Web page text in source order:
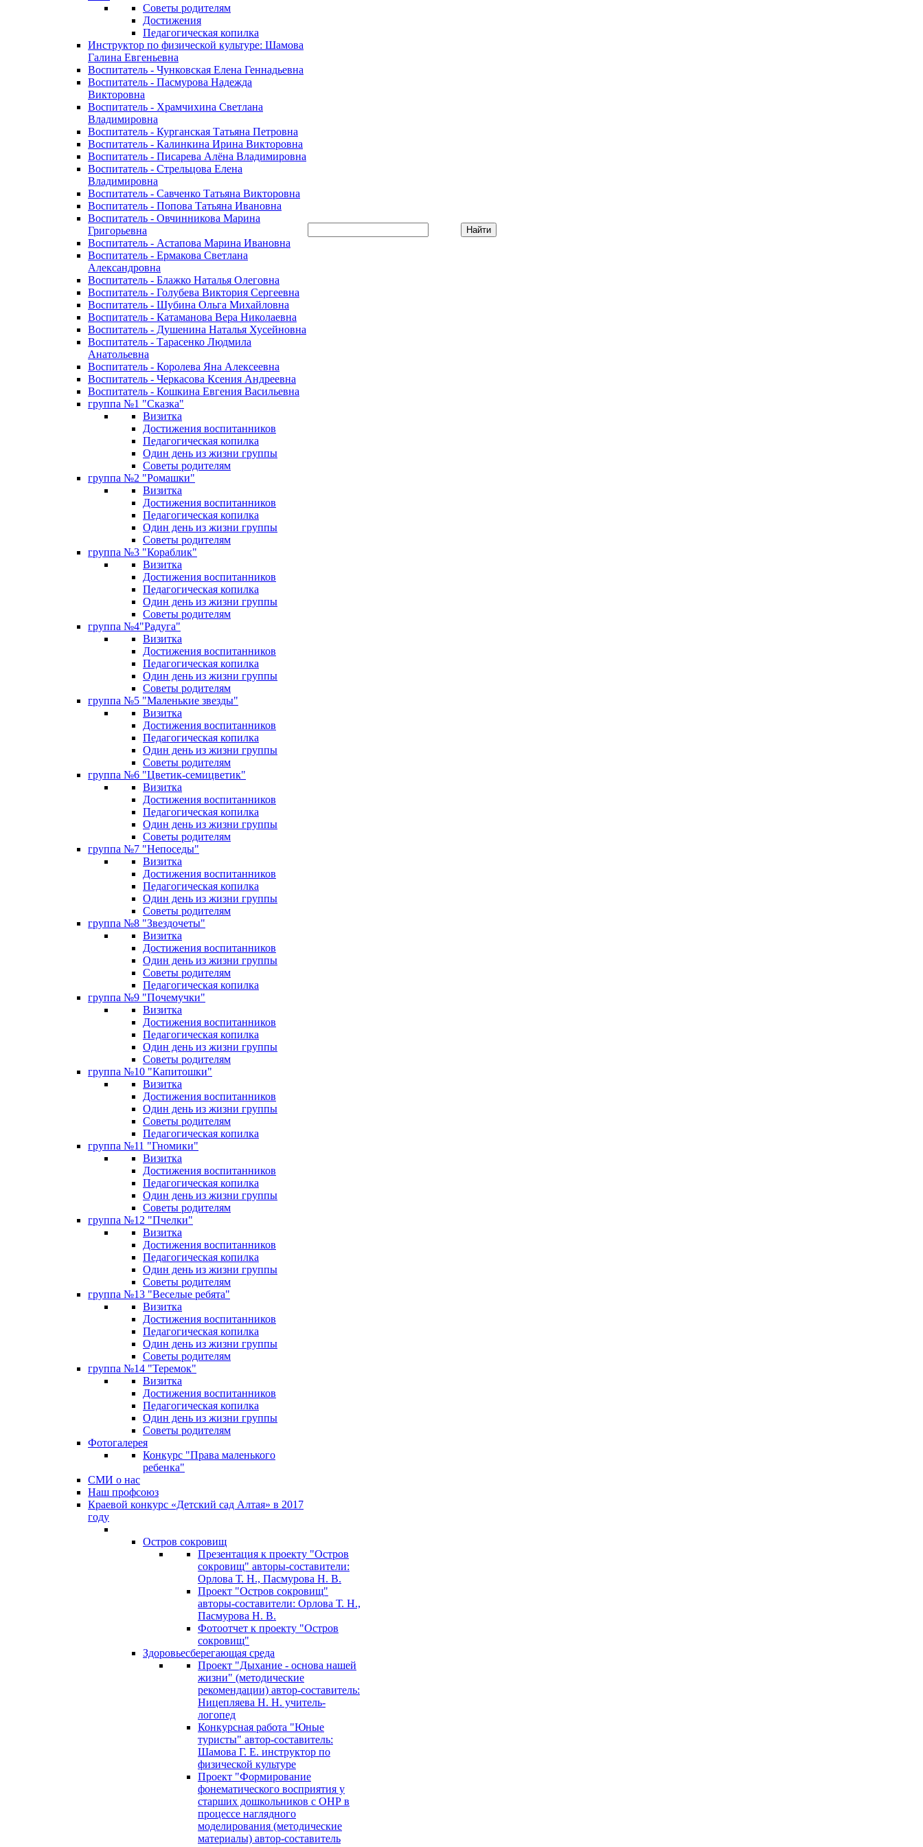
Советы родителям
Достижения
Педагогическая копилка
Инструктор по физической культуре: Шамова
Галина Евгеньевна
Воспитатель - Чунковская Елена Геннадьевна
Воспитатель - Пасмурова Надежда
Викторовна
Воспитатель - Храмчихина Светлана
Владимировна
Воспитатель - Курганская Татьяна Петровна
Воспитатель - Калинкина Ирина Викторовна
Воспитатель - Писарева Алёна Владимировна
Воспитатель - Стрельцова Елена
Владимировна
Воспитатель - Савченко Татьяна Викторовна
Воспитатель - Попова Татьяна Ивановна
Воспитатель - Овчинникова Марина
Григорьевна
Воспитатель - Астапова Марина Ивановна
Воспитатель - Ермакова Светлана
Александровна
Воспитатель - Блажко Наталья Олеговна
Воспитатель - Голубева Виктория Сергеевна
Воспитатель - Шубина Ольга Михайловна
Воспитатель - Катаманова Вера Николаевна
Воспитатель - Душенина Наталья Хусейновна
Воспитатель - Тарасенко Людмила
Анатольевна
Воспитатель - Королева Яна Алексеевна
Воспитатель - Черкасова Ксения Андреевна
Воспитатель - Кошкина Евгения Васильевна
группа №1 "Сказка"
Визитка
Достижения воспитанников
Педагогическая копилка
Один день из жизни группы
Советы родителям
группа №2 "Ромашки"
Визитка
Достижения воспитанников
Педагогическая копилка
Один день из жизни группы
Советы родителям
группа №3 "Кораблик"
Визитка
Достижения воспитанников
Педагогическая копилка
Один день из жизни группы
Советы родителям
группа №4"Радуга"
Визитка
Достижения воспитанников
Педагогическая копилка
Один день из жизни группы
Советы родителям
группа №5 "Маленькие звезды"
Визитка
Достижения воспитанников
Педагогическая копилка
Один день из жизни группы
Советы родителям
группа №6 "Цветик-семицветик"
Визитка
Достижения воспитанников
Педагогическая копилка
Один день из жизни группы
Советы родителям
группа №7 "Непоседы"
Визитка
Достижения воспитанников
Педагогическая копилка
Один день из жизни группы
Советы родителям
группа №8 "Звездочеты"
Визитка
Достижения воспитанников
Один день из жизни группы
Советы родителям
Педагогическая копилка
группа №9 "Почемучки"
Визитка
Достижения воспитанников
Педагогическая копилка
Один день из жизни группы
Советы родителям
группа №10 "Капитошки"
Визитка
Достижения воспитанников
Один день из жизни группы
Советы родителям
Педагогическая копилка
группа №11 "Гномики"
Визитка
Достижения воспитанников
Педагогическая копилка
Один день из жизни группы
Советы родителям
группа №12 "Пчелки"
Визитка
Достижения воспитанников
Педагогическая копилка
Один день из жизни группы
Советы родителям
группа №13 "Веселые ребята"
Визитка
Достижения воспитанников
Педагогическая копилка
Один день из жизни группы
Советы родителям
группа №14 "Теремок"
Визитка
Достижения воспитанников
Педагогическая копилка
Один день из жизни группы
Советы родителям
Фотогалерея
Конкурс "Права маленького
ребенка"
СМИ о нас
Наш профсоюз
Краевой конкурс «Детский сад Алтая» в 2017
году
Остров сокровищ
Презентация к проекту "Остров
сокровищ" авторы-составители:
Орлова Т. Н., Пасмурова Н. В.
Проект "Остров сокровищ"
авторы-составители: Орлова Т. Н.,
Пасмурова Н. В.
Фотоотчет к проекту "Остров
сокровищ"
Здоровьесберегающая среда
Проект "Дыхание - основа нашей
жизни" (методические
рекомендации) автор-составитель:
Ницепляева Н. Н. учитель-
логопед
Конкурсная работа "Юные
туристы" автор-составитель:
Шамова Г. Е. инструктор по
физической культуре
Проект "Формирование
фонематического восприятия у
старших дошкольников с ОНР в
процессе наглядного
моделирования (методические
материалы) автор-составитель